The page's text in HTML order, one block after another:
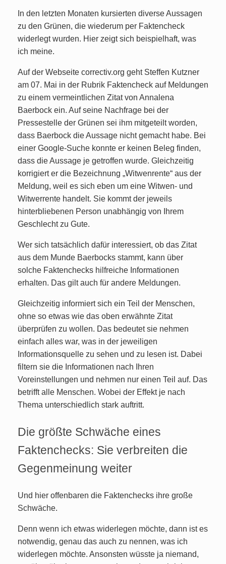
In den letzten Monaten kursierten diverse Aussagen
zu den Grünen, die wiederum per Faktencheck
widerlegt wurden. Hier zeigt sich beispielhaft, was
ich meine.
Auf der Webseite correctiv.org geht Steffen Kutzner
am 07. Mai in der Rubrik Faktencheck auf Meldungen
zu einem vermeintlichen Zitat von Annalena
Baerbock ein. Auf seine Nachfrage bei der
Pressestelle der Grünen sei ihm mitgeteilt worden,
dass Baerbock die Aussage nicht gemacht habe. Bei
einer Google-Suche konnte er keinen Beleg finden,
dass die Aussage je getroffen wurde. Gleichzeitig
korrigiert er die Bezeichnung „Witwenrente“ aus der
Meldung, weil es sich eben um eine Witwen- und
Witwerrente handelt. Sie kommt der jeweils
hinterbliebenen Person unabhängig von Ihrem
Geschlecht zu Gute.
Wer sich tatsächlich dafür interessiert, ob das Zitat
aus dem Munde Baerbocks stammt, kann über
solche Faktenchecks hilfreiche Informationen
erhalten. Das gilt auch für andere Meldungen.
Gleichzeitig informiert sich ein Teil der Menschen,
ohne so etwas wie das oben erwähnte Zitat
überprüfen zu wollen. Das bedeutet sie nehmen
einfach alles war, was in der jeweiligen
Informationsquelle zu sehen und zu lesen ist. Dabei
filtern sie die Informationen nach Ihren
Voreinstellungen und nehmen nur einen Teil auf. Das
betrifft alle Menschen. Wobei der Effekt je nach
Thema unterschiedlich stark auftritt.
Die größte Schwäche eines
Faktenchecks: Sie verbreiten die
Gegenmeinung weiter
Und hier offenbaren die Faktenchecks ihre große
Schwäche.
Denn wenn ich etwas widerlegen möchte, dann ist es
notwendig, genau das auch zu nennen, was ich
widerlegen möchte. Ansonsten wüsste ja niemand,